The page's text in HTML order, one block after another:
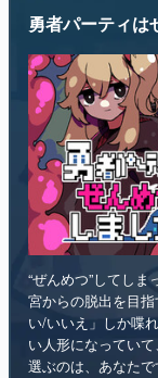
勇者パーティは
“ぜんめつ”してし
宮からの脱出を目
い/いいえ」しか喋
い人形になってい
選ぶのは、あなたで